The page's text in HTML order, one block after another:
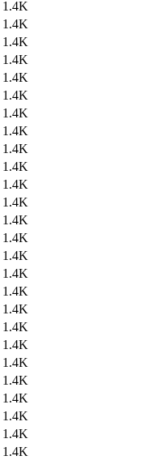
1.4K
1.4K
1.4K
1.4K
1.4K
1.4K
1.4K
1.4K
1.4K
1.4K
1.4K
1.4K
1.4K
1.4K
1.4K
1.4K
1.4K
1.4K
1.4K
1.4K
1.4K
1.4K
1.4K
1.4K
1.4K
1.4K